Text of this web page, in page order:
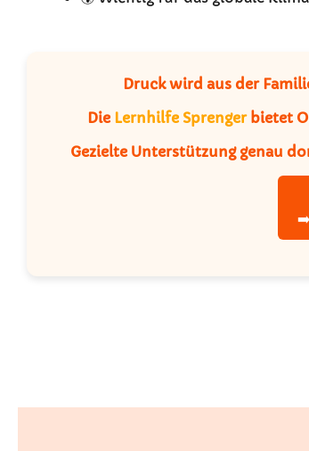
Druck wird aus der
Die Lernhilfe Sprengerbietet
Gezielte Unterstützung genau